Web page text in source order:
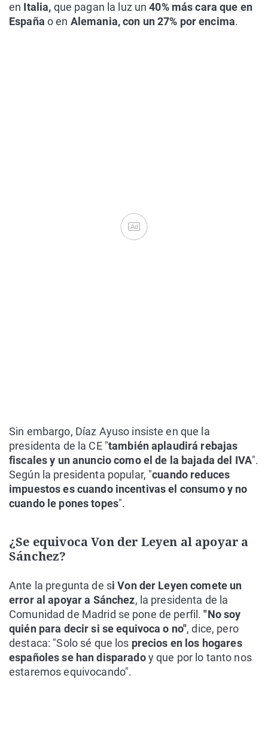
en Italia, que pagan la luz un40% más cara que en
España o en Alemania, con un 27% por encima.
Ad
Sin embargo, Díaz Ayuso insiste en que la
presidenta de la CE "también aplaudirá rebajas
fiscales y un anuncio como el de la bajada del IVA".
Según la presidenta popular, "cuando reduces
impuestos es cuando incentivas el consumo y no
cuando le pones topes".
¿Se equivoca Von der Leyen al apoyar a
Sánchez?
Ante la pregunta de si Von der Leyen comete un
error al apoyar a Sánchez, la presidenta de la
Comunidad de Madrid se pone de perfil."No soy
quién para decir si se equivoca o no", dice, pero
destaca: "Solo sé que los precios en los hogares
españoles se han disparadoy que por lo tanto nos
estaremos equivocando".